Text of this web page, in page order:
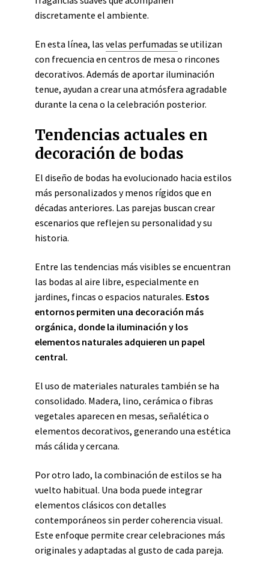
discretamente el ambiente.
En esta línea, las velas perfumadas se utilizan
con frecuencia en centros de mesa o rincones
decorativos. Además de aportar iluminación
tenue, ayudan a crear una atmósfera agradable
durante la cena o la celebración posterior.
Tendencias actuales en
decoración de bodas
El diseño de bodas ha evolucionado hacia estilos
más personalizados y menos rígidos que en
décadas anteriores. Las parejas buscan crear
escenarios que reflejen su personalidad y su
historia.
Entre las tendencias más visibles se encuentran
las bodas al aire libre, especialmente en
jardines, fincas o espacios naturales. Estos
entornos permiten una decoración más
orgánica, donde la iluminación y los
elementos naturales adquieren un papel
central.
El uso de materiales naturales también se ha
consolidado. Madera, lino, cerámica o fibras
vegetales aparecen en mesas, señalética o
elementos decorativos, generando una estética
más cálida y cercana.
Por otro lado, la combinación de estilos se ha
vuelto habitual. Una boda puede integrar
elementos clásicos con detalles
contemporáneos sin perder coherencia visual.
Este enfoque permite crear celebraciones más
originales y adaptadas al gusto de cada pareja.